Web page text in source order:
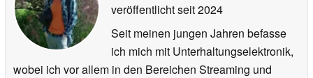
veröffentlichtseit 2024
Seit meinen jungen Jahren befasse
ich mich mit Unterhaltungselektronik,
wobei ich vor allem in den Bereichen Streaming und